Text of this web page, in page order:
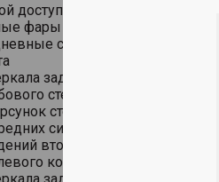
доступ (ключ в кармане)
фары основного света
светодиодные ходовые
заднего вида с обогревом
стекла
стеклоомывателя
сидений
второго ряда
колеса